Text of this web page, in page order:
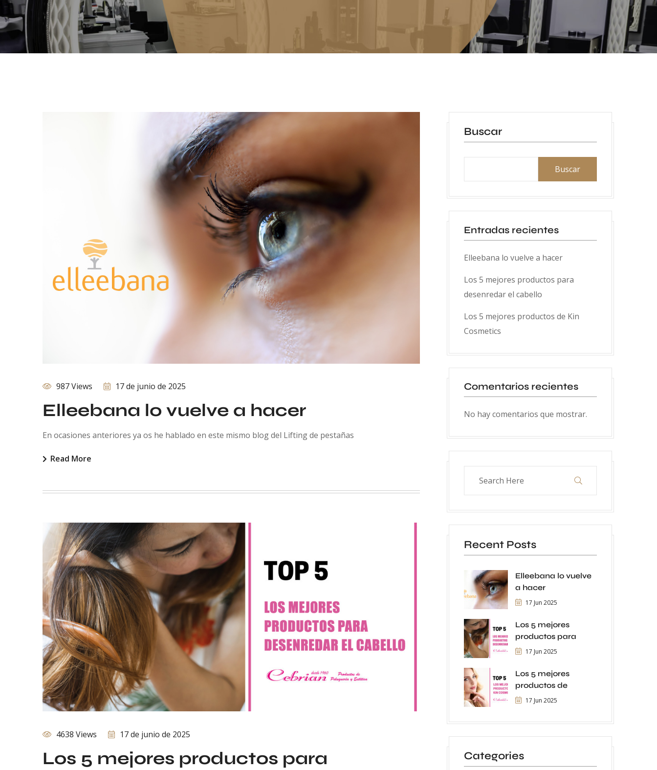
987 Views 17 de junio de 2025
Elleebana lo vuelve a hacer
En ocasiones anteriores ya os he hablado en este mismo blog del Lifting de pestañas
Read More
4638 Views 17 de junio de 2025
Los 5 mejores productos para
Buscar
Buscar
Entradas recientes
Elleebana lo vuelve a hacer
Los 5 mejores productos para
desenredar el cabello
Los 5 mejores productos de Kin
Cosmetics
Comentarios recientes
No hay comentarios que mostrar.
Recent Posts
Elleebana lo vuelve
a hacer
17 Jun 2025
Los 5 mejores
productos para
17 Jun 2025
Los 5 mejores
productos de
17 Jun 2025
Categories